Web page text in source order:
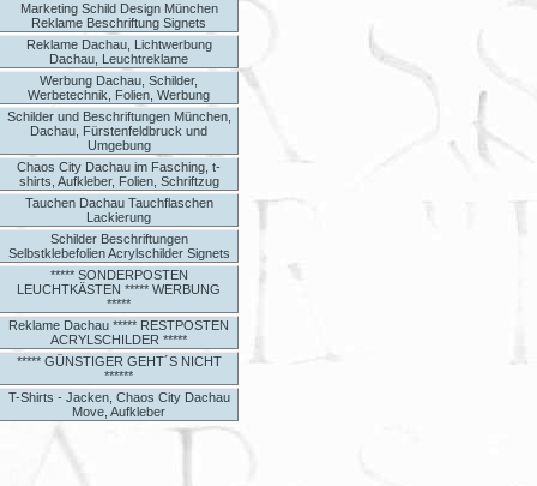
Marketing Schild Design München
Reklame Beschriftung Signets
Reklame Dachau, Lichtwerbung
Dachau, Leuchtreklame
Werbung Dachau, Schilder,
Werbetechnik, Folien, Werbung
Schilder und Beschriftungen München,
Dachau, Fürstenfeldbruck und
Umgebung
Chaos City Dachau im Fasching, t-
shirts, Aufkleber, Folien, Schriftzug
Tauchen Dachau Tauchflaschen
Lackierung
Schilder Beschriftungen
Selbstklebefolien Acrylschilder Signets
***** SONDERPOSTEN
LEUCHTKÄSTEN ***** WERBUNG
*****
Reklame Dachau ***** RESTPOSTEN
ACRYLSCHILDER *****
***** GÜNSTIGER GEHT´S NICHT
******
T-Shirts - Jacken, Chaos City Dachau
Move, Aufkleber